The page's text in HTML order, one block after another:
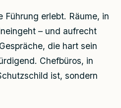
Führung erlebt. Räume, in
– und aufrecht
die hart sein
Chefbüros, in
ist, sondern